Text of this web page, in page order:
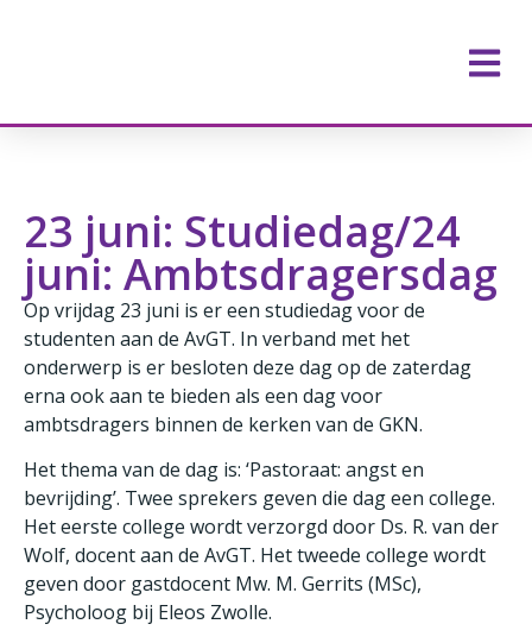
23 juni: Studiedag/24
juni: Ambtsdragersdag
Op vrijdag 23 juni is er een studiedag voor de
studenten aan de AvGT. In verband met het
onderwerp is er besloten deze dag op de zaterdag
erna ook aan te bieden als een dag voor
ambtsdragers binnen de kerken van de GKN.
Het thema van de dag is: ‘Pastoraat: angst en
bevrijding’. Twee sprekers geven die dag een college.
Het eerste college wordt verzorgd door Ds. R. van der
Wolf, docent aan de AvGT. Het tweede college wordt
geven door gastdocent Mw. M. Gerrits (MSc),
Psycholoog bij Eleos Zwolle.